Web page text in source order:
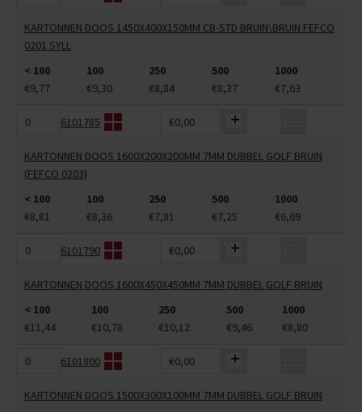
KARTONNEN DOOS 1450X400X150MM CB-STD BRUIN\BRUIN FEFCO
0201 SYLL
< 100
100 250 500
1000
€9,77
€9,30 €8,84 €8,37 €7,63
6101785 €0,00
KARTONNEN DOOS 1600X200X200MM 7MM DUBBEL GOLF BRUIN
(FEFCO 0203)
< 100
100 250 500
1000
€8,81
€8,36 €7,81 €7,25 €6,69
6101790 €0,00
KARTONNEN DOOS 1600X450X450MM 7MM DUBBEL GOLF BRUIN
< 100
100 250 500
1000
€11,44
€10,78 €10,12 €9,46 €8,80
6101800 €0,00
KARTONNEN DOOS 1500X300X100MM 7MM DUBBEL GOLF BRUIN